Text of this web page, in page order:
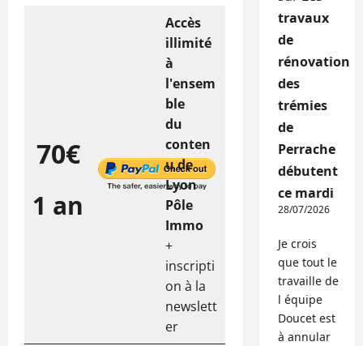
70€
1 an
Accès
illimité
à
l'ensem
ble
du
conten
u de
Lyon
Pôle
Immo
+
inscripti
on à la
newslett
er
travaux
de
rénovation
des
trémies
de
Perrache
débutent
ce mardi
28/07/2026
Je crois
que tout le
travaille de
l équipe
Doucet est
à annular